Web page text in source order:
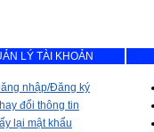
LÝ TÀI KHOẢN
nhập/Đăng ký
đổi thông tin
lại mật khẩu